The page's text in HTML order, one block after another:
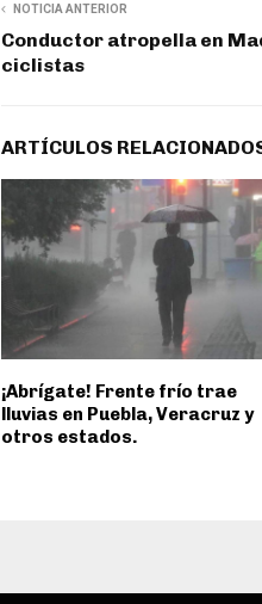
NOTICIA ANTERIOR
Conductor atropella en
ciclistas
ARTÍCULOS
¡Abrígate! Frente frío trae
lluvias en Puebla, Veracruz y
otros estados.